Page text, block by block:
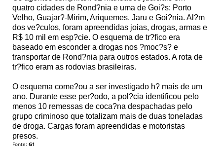
quatro cidades de Rond?nia e uma de Goi?s: Porto
Velho, Guajar?-Mirim, Ariquemes, Jaru e Goi?nia. Al?m
dos ve?culos, foram apreendidas joias, drogas, armas e
R$ 10 mil em esp?cie. O esquema de tr?fico era
baseado em esconder a drogas nos ?moc?s? e
transportar de Rond?nia para outros estados. A rota de
tr?fico eram as rodovias brasileiras.
O esquema come?ou a ser investigado h? mais de um
ano. Durante esse per?odo, a pol?cia identificou pelo
menos 10 remessas de coca?na despachadas pelo
grupo criminoso que totalizam mais de duas toneladas
de droga. Cargas foram apreendidas e motoristas
presos.
Fonte: G1